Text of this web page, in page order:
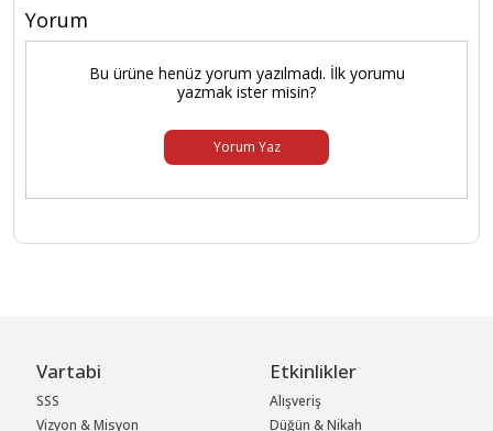
Yorum
Bu ürüne henüz yorum yazılmadı. İlk yorumu
yazmak ister misin?
Yorum Yaz
Vartabi
SSS
Vizyon & Misyon
Etkinlikler
Alışveriş
Düğün & Nikah